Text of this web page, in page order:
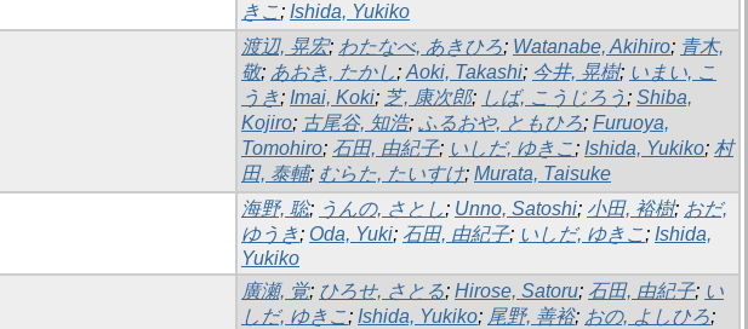
きこ; Ishida, Yukiko
渡辺, 晃宏; わたなべ, あきひろ; Watanabe, Akihiro; 青木,
敬; あおき, たかし; Aoki, Takashi; 今井, 晃樹; いまい, こ
うき; Imai, Koki; 芝, 康次郎; しば, こうじろう ; Shiba,
Kojiro; 古尾谷, 知浩; ふるおや, ともひろ; Furuoya,
Tomohiro; 石田, 由紀子; いしだ, ゆきこ; Ishida, Yukiko; 村
田, 泰輔; むらた, たいすけ; Murata, Taisuke
海野, 聡; うんの, さとし; Unno, Satoshi; 小田, 裕樹; おだ,
ゆうき; Oda, Yuki; 石田, 由紀子; いしだ, ゆきこ; Ishida,
Yukiko
廣瀬, 覚; ひろせ, さとる; Hirose, Satoru; 石田, 由紀子; い
しだ, ゆきこ; Ishida, Yukiko; 尾野, 善裕; おの, よしひろ;